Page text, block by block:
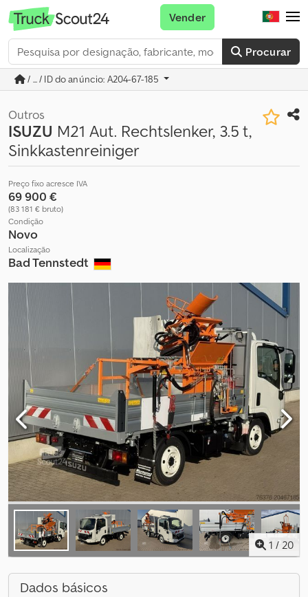
Procurar
Vender
/ ... / ID do anúncio: A204-67-185
Outros
ISUZU M21 Aut. Rechtslenker, 3.5 t,
Sinkkastenreiniger
Preço fixo acresce IVA
69 900 €
(83 181 € bruto)
Condição
Novo
Localização
Bad Tennstedt
1 / 20
Dados básicos